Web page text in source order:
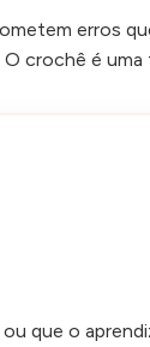
erros
crochê é
que o